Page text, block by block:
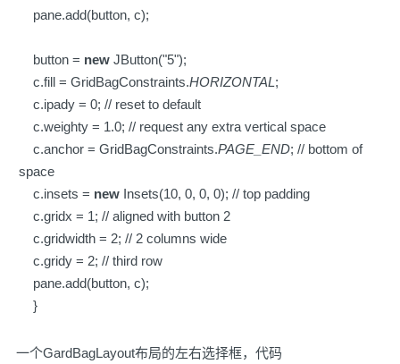
pane.add(button, c);
button = new JButton("5");
c.fill = GridBagConstraints.HORIZONTAL;
c.ipady = 0; // reset to default
c.weighty = 1.0; // request any extra vertical space
c.anchor = GridBagConstraints.PAGE_END; // bottom of
space
c.insets = new Insets(10, 0, 0, 0); // top padding
c.gridx = 1; // aligned with button 2
c.gridwidth = 2; // 2 columns wide
c.gridy = 2; // third row
pane.add(button, c);
}
一个GardBagLayout布局的左右选择框，代码